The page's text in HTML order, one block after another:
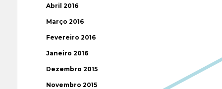
Abril 2016
Março 2016
Fevereiro 2016
Janeiro 2016
Dezembro 2015
Novembro 2015